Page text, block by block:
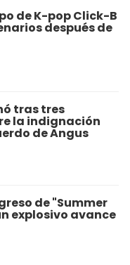
de K-pop Click-B
después de
tras tres
la indignación
de Angus
de "Summer
explosivo avance